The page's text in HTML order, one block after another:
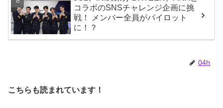
コラボのSNSチャレンジ企画に挑
戦！ メンバー全員がパイロット
に！？
04h
こちらも読まれています！